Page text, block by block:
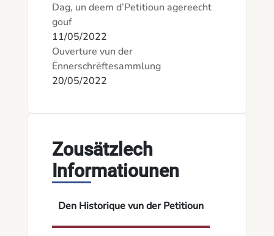
Dag, un deem d’Petitioun agereecht
gouf
11/05/2022
Ouverture vun der
Ënnerschrëftesammlung
20/05/2022
Zousätzlech
Informatiounen
Den Historique vun der Petitioun